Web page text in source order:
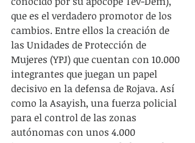
que es el verdadero promotor de los
cambios. Entre ellos la creación de
las Unidades de Protección de
Mujeres (YPJ) que cuentan con 10.000
integrantes que juegan un papel
decisivo en la defensa de Rojava. Así
como la Asayish, una fuerza policial
para el control de las zonas
autónomas con unos 4.000